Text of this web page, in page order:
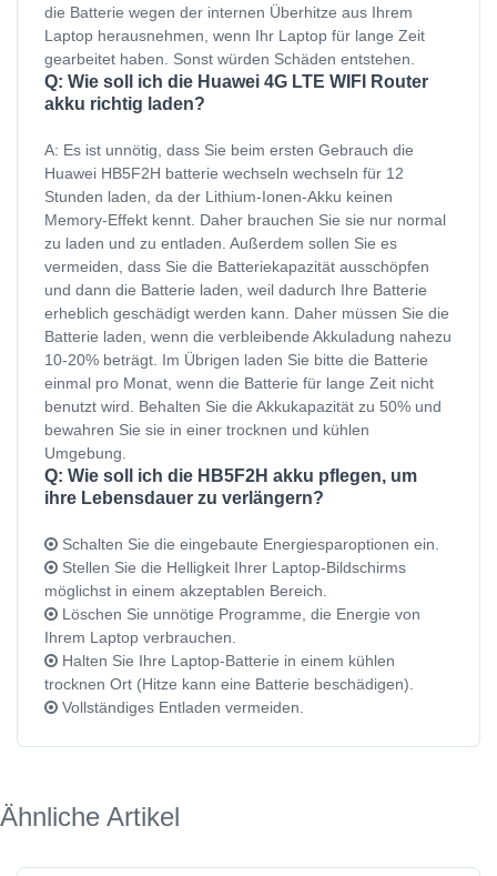
die Batterie wegen der internen Überhitze aus Ihrem
Laptop herausnehmen, wenn Ihr Laptop für lange Zeit
gearbeitet haben. Sonst würden Schäden entstehen.
Q: Wie soll ich die Huawei 4G LTE WIFI Router
akku richtig laden?
A: Es ist unnötig, dass Sie beim ersten Gebrauch die
Huawei HB5F2H batterie wechseln wechseln für 12
Stunden laden, da der Lithium-Ionen-Akku keinen
Memory-Effekt kennt. Daher brauchen Sie sie nur normal
zu laden und zu entladen. Außerdem sollen Sie es
vermeiden, dass Sie die Batteriekapazität ausschöpfen
und dann die Batterie laden, weil dadurch Ihre Batterie
erheblich geschädigt werden kann. Daher müssen Sie die
Batterie laden, wenn die verbleibende Akkuladung nahezu
10-20% beträgt. Im Übrigen laden Sie bitte die Batterie
einmal pro Monat, wenn die Batterie für lange Zeit nicht
benutzt wird. Behalten Sie die Akkukapazität zu 50% und
bewahren Sie sie in einer trocknen und kühlen
Umgebung.
Q: Wie soll ich die HB5F2H akku pflegen, um
ihre Lebensdauer zu verlängern?
Schalten Sie die eingebaute Energiesparoptionen ein.
Stellen Sie die Helligkeit Ihrer Laptop-Bildschirms
möglichst in einem akzeptablen Bereich.
Löschen Sie unnötige Programme, die Energie von
Ihrem Laptop verbrauchen.
Halten Sie Ihre Laptop-Batterie in einem kühlen
trocknen Ort (Hitze kann eine Batterie beschädigen).
Vollständiges Entladen vermeiden.
Ähnliche Artikel